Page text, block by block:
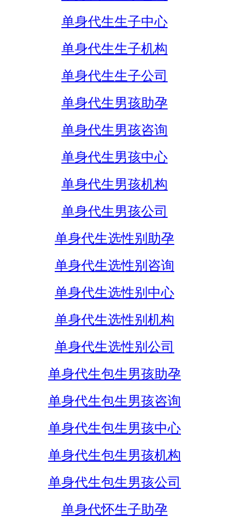
单身代生生子中心
单身代生生子机构
单身代生生子公司
单身代生男孩助孕
单身代生男孩咨询
单身代生男孩中心
单身代生男孩机构
单身代生男孩公司
单身代生选性别助孕
单身代生选性别咨询
单身代生选性别中心
单身代生选性别机构
单身代生选性别公司
单身代生包生男孩助孕
单身代生包生男孩咨询
单身代生包生男孩中心
单身代生包生男孩机构
单身代生包生男孩公司
单身代怀生子助孕